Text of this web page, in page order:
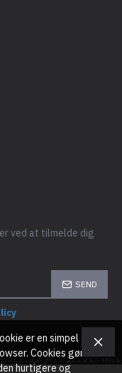
ved at tilmelde dig
SEND
& Designed by
er en simpel
Cookies gør
hurtigere og